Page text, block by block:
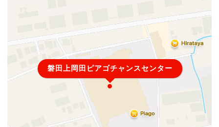
磐田上岡田ピアゴチャンスセンター